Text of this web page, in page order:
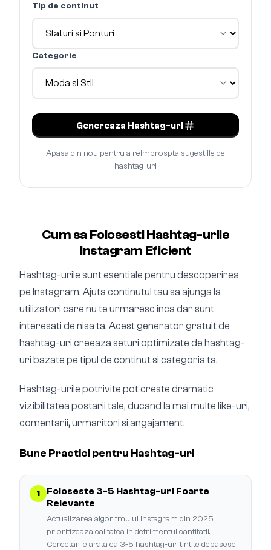
Tip de continut
Categorie
Genereaza Hashtag-uri
Apasa din nou pentru a reimprospta sugestiile de
hashtag-uri
Cum sa Folosesti Hashtag-urile
Instagram Eficient
Hashtag-urile sunt esentiale pentru descoperirea
pe Instagram. Ajuta continutul tau sa ajunga la
utilizatori care nu te urmaresc inca dar sunt
interesati de nisa ta. Acest generator gratuit de
hashtag-uri creeaza seturi optimizate de hashtag-
uri bazate pe tipul de continut si categoria ta.
Hashtag-urile potrivite pot creste dramatic
vizibilitatea postarii tale, ducand la mai multe like-uri,
comentarii, urmaritori si angajament.
Bune Practici pentru Hashtag-uri
1
Foloseste 3-5 Hashtag-uri Foarte
Relevante
Actualizarea algoritmului Instagram din 2025
prioritizeaza calitatea in detrimentul cantitatii.
Cercetarile arata ca 3-5 hashtag-uri tintite depasesc